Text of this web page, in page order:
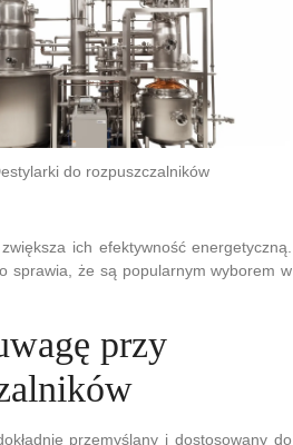
do rozpuszczalników
ich efektywność energetyczną.
sprawia, że są popularnym wyborem w
przy
przemyślany i dostosowany do